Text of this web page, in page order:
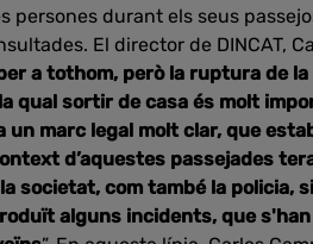
durant els seus
El director de DINCAT,
a tothom, però la ruptura de
qual sortir de casa és molt
un marc legal molt clar, que
d’aquestes passejades
la societat, com també la policia,
alguns incidents, que